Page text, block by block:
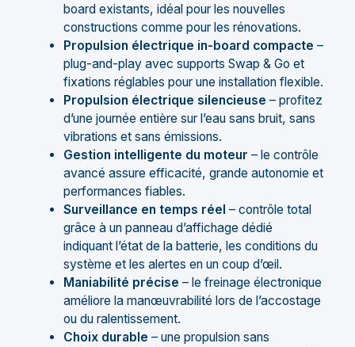
board existants, idéal pour les nouvelles
constructions comme pour les rénovations.
Propulsion électrique in-board compacte –
plug-and-play avec supports Swap & Go et
fixations réglables pour une installation flexible.
Propulsion électrique silencieuse – profitez
d’une journée entière sur l’eau sans bruit, sans
vibrations et sans émissions.
Gestion intelligente du moteur – le contrôle
avancé assure efficacité, grande autonomie et
performances fiables.
Surveillance en temps réel – contrôle total
grâce à un panneau d’affichage dédié
indiquant l’état de la batterie, les conditions du
système et les alertes en un coup d’œil.
Maniabilité précise – le freinage électronique
améliore la manœuvrabilité lors de l’accostage
ou du ralentissement.
Choix durable – une propulsion sans